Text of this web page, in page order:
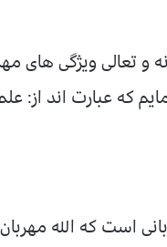
و تعالی ویژگی
که عبارت اند از:
است که الله